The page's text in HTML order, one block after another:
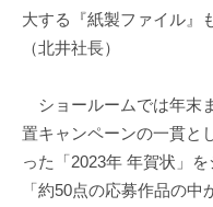
大する『紙製ファイル』
（北井社長）
ショールームでは年末
置キャンペーンの一貫と
った「2023年 年賀状」
「約50点の応募作品の